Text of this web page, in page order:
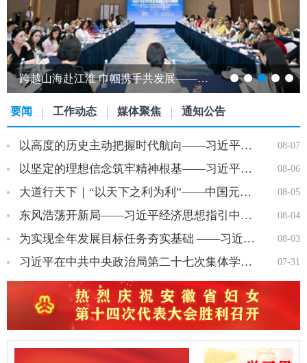
跨越山海赴江淮 巾帼携手共发展——发展中国家女性创新创业能力提升研修班…
要闻 工作动态 媒体聚焦 通知公告
08-07
以高度的历史主动把握时代航向——习近平党建思想理论品格系列述…
08-06
以坚定的理想信念筑牢精神根基——习近平党建思想理论品格系列述…
08-05
大道行天下｜“以天下之利为利”——中国元首外交的世界情怀与大…
08-04
东风浩荡开新局——习近平经济思想指引中国经济高质量发展行稳致…
08-03
为实现全年发展目标任务夯实基础 ——习近平总书记引领“十五五…
07-31
习近平在中共中央政治局第二十七次集体学习时强调 强化政治引领 …